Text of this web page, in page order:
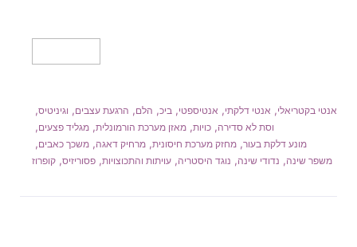
אנטי בקטריאלי, אנטי דלקתי, אנטיספטי, ביכ, הלם, הרגעת עצבים, וגיניטיס,
וסת לא סדירה, כויות, מאזן מערכת הורמונלית, מגליד פצעים,
מונע דלקת בעור, מחזק מערכת חיסונית, מרחיק דאגה, משכך כאבים,
משפר שינה, נדודי שינה, נוגד היסטריה, עויתות והתכוצויות, פסוריזיס, קופרוז